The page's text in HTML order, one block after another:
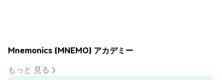
Mnemonics (MNEMO) アカデミー
もっと 見る